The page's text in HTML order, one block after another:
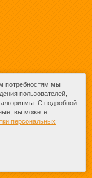
потребностям мы
пользователей,
С подробной
вы можете
персональных